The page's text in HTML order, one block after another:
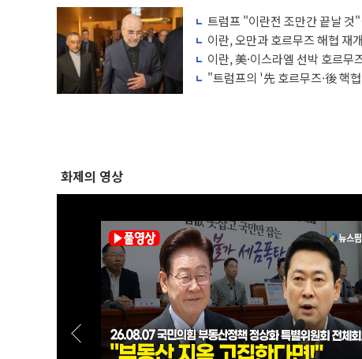
트럼프 "이란전 조만간 끝날
무기 보유"
이란, 오만과 호르무즈 해협 재
상 없어"
이란, 美·이스라엘 선박 호르
을 권한 없어"
"트럼프의 '先 호르무즈·後 핵
화제의 영상